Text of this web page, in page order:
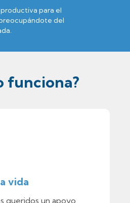
para el
del
funciona?
vida
queridos un apoyo